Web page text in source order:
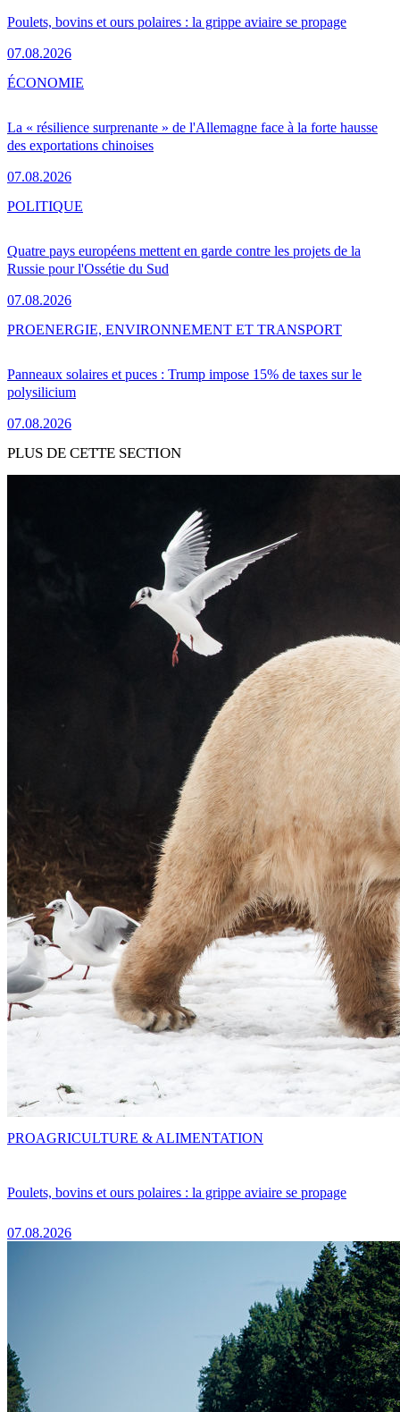
Poulets, bovins et ours polaires : la grippe aviaire se propage
07.08.2026
La « résilience surprenante » de l'Allemagne face à la forte hausse
des exportations chinoises
07.08.2026
ÉCONOMIE
Quatre pays européens mettent en garde contre les projets de la
Russie pour l'Ossétie du Sud
07.08.2026
POLITIQUE
Panneaux solaires et puces : Trump impose 15% de taxes sur le
polysilicium
07.08.2026
PROENERGIE, ENVIRONNEMENT ET TRANSPORT
PLUS DE CETTE SECTION
Poulets, bovins et ours polaires : la grippe aviaire se propage
07.08.2026
PROAGRICULTURE & ALIMENTATION